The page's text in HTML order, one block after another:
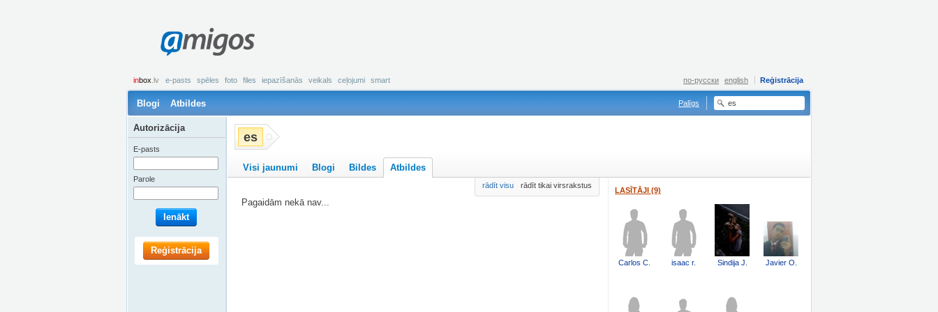
amigos
inbox .lv e-pasts spēles foto files iepazīšanās veikals ceļojumi smart Reģistrācija
по-русски english
Blogi Atbildes Palīgs
es
Visi jaunumi Blogi Bildes Atbildes
rādīt visu rādīt tikai virsrakstus
Pagaidām nekā nav...
LASĪTĀJI (9)
Carlos C. isaac r. Sindija J. Javier O.
Autorizācija
E-pasts
Parole
Ienākt
Reģistrācija